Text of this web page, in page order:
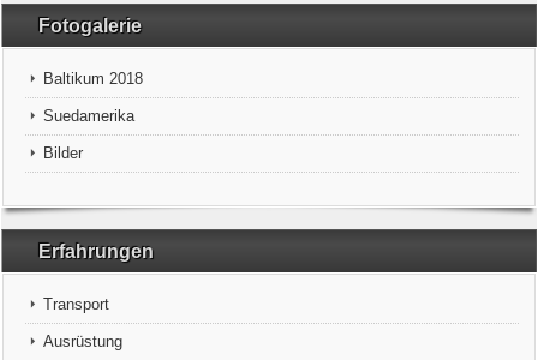
Fotogalerie
Baltikum 2018
Suedamerika
Bilder
Erfahrungen
Transport
Ausrüstung